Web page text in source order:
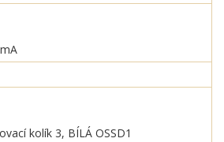
kolík 3, BÍLÁ OSSD1